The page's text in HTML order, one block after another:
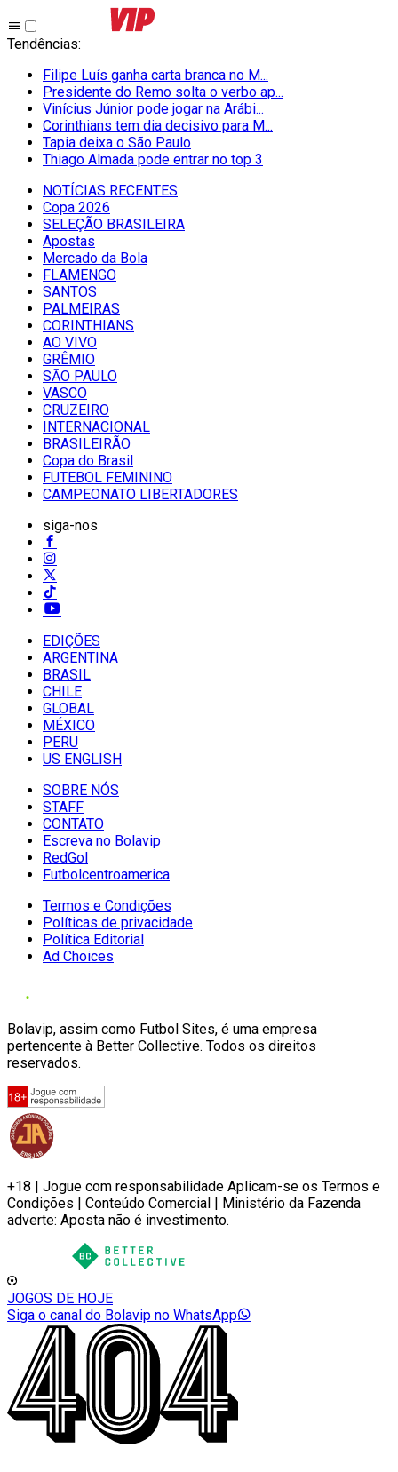
Tendências:
Filipe Luís ganha carta branca no M...
Presidente do Remo solta o verbo ap...
Vinícius Júnior pode jogar na Arábi...
Corinthians tem dia decisivo para M...
Tapia deixa o São Paulo
Thiago Almada pode entrar no top 3
NOTÍCIAS RECENTES
Copa 2026
SELEÇÃO BRASILEIRA
Apostas
Mercado da Bola
FLAMENGO
SANTOS
PALMEIRAS
CORINTHIANS
AO VIVO
GRÊMIO
SĀO PAULO
VASCO
CRUZEIRO
INTERNACIONAL
BRASILEIRÃO
Copa do Brasil
FUTEBOL FEMININO
CAMPEONATO LIBERTADORES
siga-nos
EDIÇÕES
ARGENTINA
BRASIL
CHILE
GLOBAL
MÉXICO
PERU
US ENGLISH
SOBRE NÓS
STAFF
CONTATO
Escreva no Bolavip
RedGol
Futbolcentroamerica
Termos e Condições
Políticas de privacidade
Política Editorial
Ad Choices
Bolavip, assim como Futbol Sites, é uma empresa
pertencente à Better Collective. Todos os direitos
reservados.
+18 | Jogue com responsabilidade Aplicam-se os Termos e
Condições | Conteúdo Comercial | Ministério da Fazenda
adverte: Aposta não é investimento.
JOGOS DE HOJE
Siga o canal do Bolavip no WhatsApp